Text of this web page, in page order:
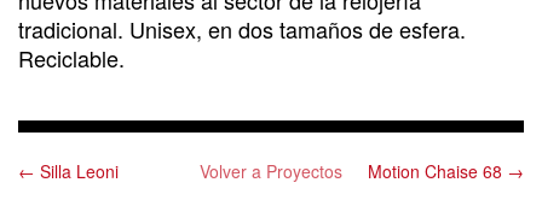
tradicional. Unisex, en dos tamaños de esfera.
Reciclable.
← Silla Leoni Volver a Proyectos Motion Chaise 68 →